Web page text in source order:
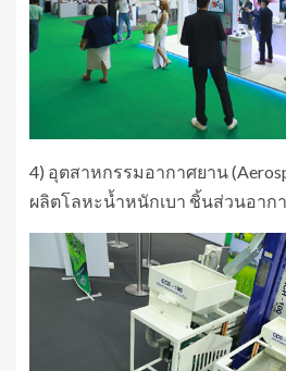
4) อุตสาหกรรมอากาศยาน
ผลิตโลหะน้ำหนักเบา ชิ้นส่วนอาก